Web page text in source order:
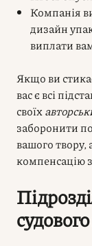
Компанія
дизайн
виплати
Якщо ви
вас є всі
своїх
заборонити
вашого твору,
компенсацію